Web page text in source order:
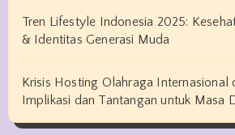
Tren Lifestyle Indonesia 2025:
& Identitas Generasi Muda
Krisis Hosting Olahraga Internasional
Implikasi dan Tantangan untuk Masa